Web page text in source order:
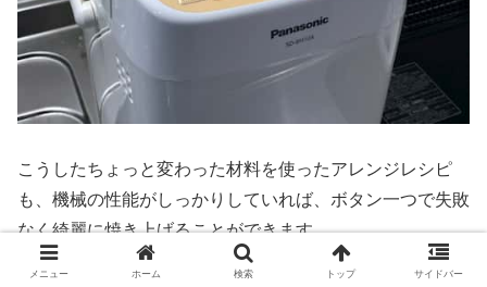
こうしたちょっと変わった材料を使ったアレンジレシピ
も、機械の性能がしっかりしていれば、ボタン一つで失敗
なく綺麗に焼き上げることができます。
メニュー ホーム 検索 トップ サイドバー